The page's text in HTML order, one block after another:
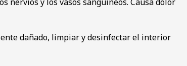
dañado, limpiar y desinfectar el interior